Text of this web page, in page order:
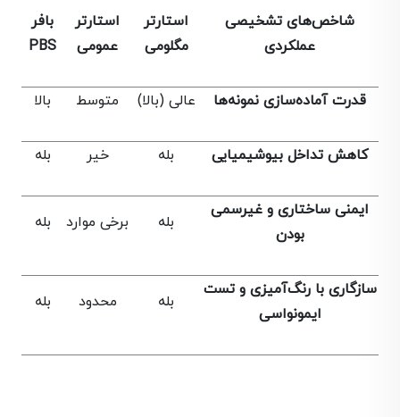
شاخص‌های تشخیصی
عملکردی
استارتر
مگلومی
استارتر
عمومی
بافر
PBS
قدرت آماده‌سازی نمونه‌ها عالی (بالا) متوسط بالا
کاهش تداخل بیوشیمیایی بله خیر بله
ایمنی ساختاری و غیرسمی
بودن
بله برخی موارد بله
سازگاری با رنگ‌آمیزی و تست
ایمونواسی
بله محدود بله